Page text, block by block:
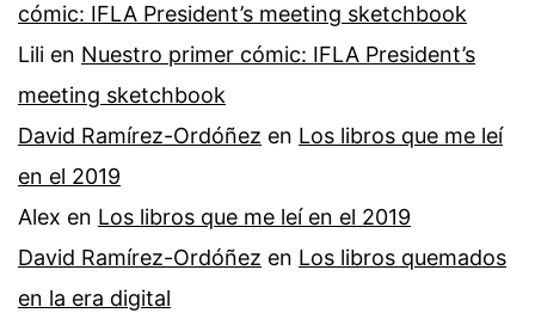
cómic: IFLA President’s meeting sketchbook
Lili en Nuestro primer cómic: IFLA President’s
meeting sketchbook
David Ramírez-Ordóñez en Los libros que me leí
en el 2019
Alex en Los libros que me leí en el 2019
David Ramírez-Ordóñez en Los libros quemados
en la era digital